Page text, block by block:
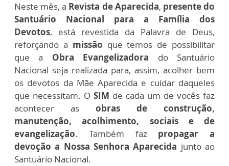
Neste mês, a Revista de Aparecida, presente do
Santuário Nacional para a Família dos
Devotos, está revestida da Palavra de Deus,
reforçando a missão que temos de possibilitar
que a Obra Evangelizadora do Santuário
Nacional seja realizada para, assim, acolher bem
os devotos da Mãe Aparecida e cuidar daqueles
que necessitam. O SIM de cada um de vocês faz
acontecer as obras de construção,
manutenção, acolhimento, sociais e de
evangelização. Também faz propagar a
devoção a Nossa Senhora Aparecida junto ao
Santuário Nacional.